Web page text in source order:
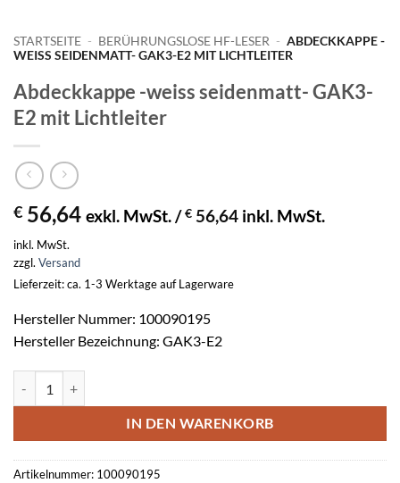
STARTSEITE - BERÜHRUNGSLOSE HF-LESER - ABDECKKAPPE -
WEISS SEIDENMATT- GAK3-E2 MIT LICHTLEITER
Abdeckkappe -weiss seidenmatt- GAK3-
E2 mit Lichtleiter
€ 56,64 exkl. MwSt. /€ 56,64 inkl. MwSt.
inkl. MwSt.
zzgl. Versand
Lieferzeit: ca. 1-3 Werktage auf Lagerware
Hersteller Nummer: 100090195
Hersteller Bezeichnung: GAK3-E2
IN DEN WARENKORB
Artikelnummer: 100090195